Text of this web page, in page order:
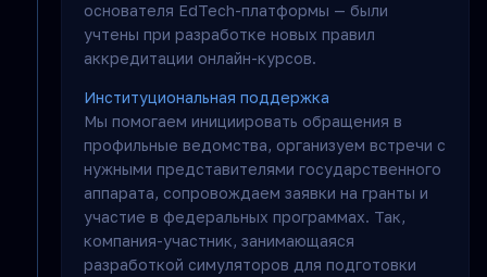
основателя EdTech-платформы — были
учтены при разработке новых правил
аккредитации онлайн-курсов.
Институциональная поддержка
Мы помогаем инициировать обращения в
профильные ведомства, организуем встречи с
нужными представителями государственного
аппарата, сопровождаем заявки на гранты и
участие в федеральных программах. Так,
компания-участник, занимающаяся
разработкой симуляторов для подготовки